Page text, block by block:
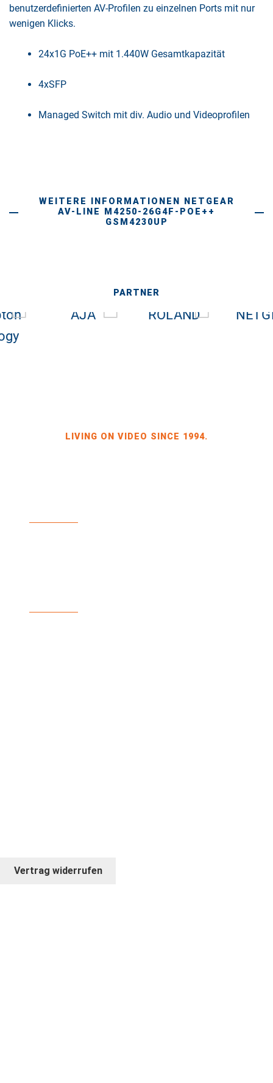
benutzerdefinierten AV-Profilen zu einzelnen Ports mit nur
wenigen Klicks.
24x1G PoE++ mit 1.440W Gesamtkapazität
4xSFP
Managed Switch mit div. Audio und Videoprofilen
WEITERE INFORMATIONEN NETGEAR
AV-LINE M4250-26G4F-POE++
GSM4230UP
PARTNER
LIVING ON VIDEO SINCE 1994.
Vertrag widerrufen